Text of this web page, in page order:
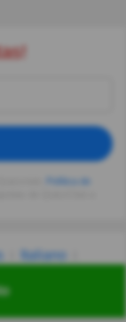
Italiano
汉语